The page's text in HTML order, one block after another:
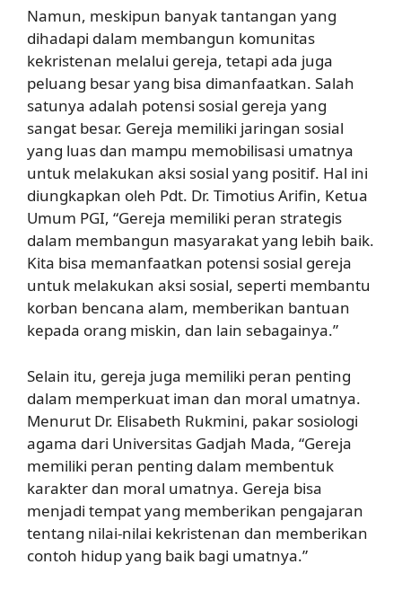
Namun, meskipun banyak tantangan yang
dihadapi dalam membangun komunitas
kekristenan melalui gereja, tetapi ada juga
peluang besar yang bisa dimanfaatkan. Salah
satunya adalah potensi sosial gereja yang
sangat besar. Gereja memiliki jaringan sosial
yang luas dan mampu memobilisasi umatnya
untuk melakukan aksi sosial yang positif. Hal ini
diungkapkan oleh Pdt. Dr. Timotius Arifin, Ketua
Umum PGI, “Gereja memiliki peran strategis
dalam membangun masyarakat yang lebih baik.
Kita bisa memanfaatkan potensi sosial gereja
untuk melakukan aksi sosial, seperti membantu
korban bencana alam, memberikan bantuan
kepada orang miskin, dan lain sebagainya.”
Selain itu, gereja juga memiliki peran penting
dalam memperkuat iman dan moral umatnya.
Menurut Dr. Elisabeth Rukmini, pakar sosiologi
agama dari Universitas Gadjah Mada, “Gereja
memiliki peran penting dalam membentuk
karakter dan moral umatnya. Gereja bisa
menjadi tempat yang memberikan pengajaran
tentang nilai-nilai kekristenan dan memberikan
contoh hidup yang baik bagi umatnya.”